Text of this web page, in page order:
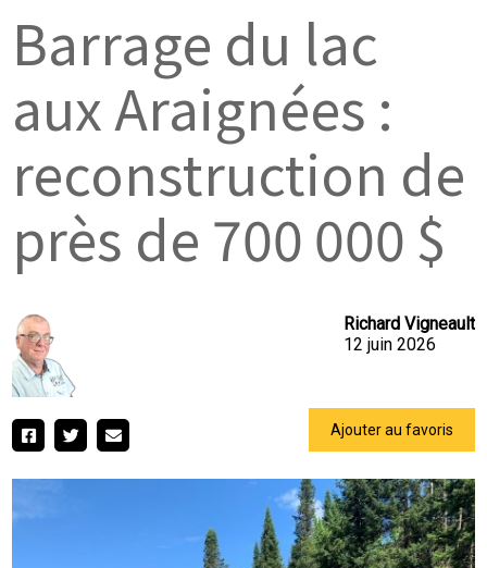
Barrage du lac
aux ­Araignées :
reconstruction de
près de 700 000 $
Richard Vigneault
12 juin 2026
Ajouter au favoris